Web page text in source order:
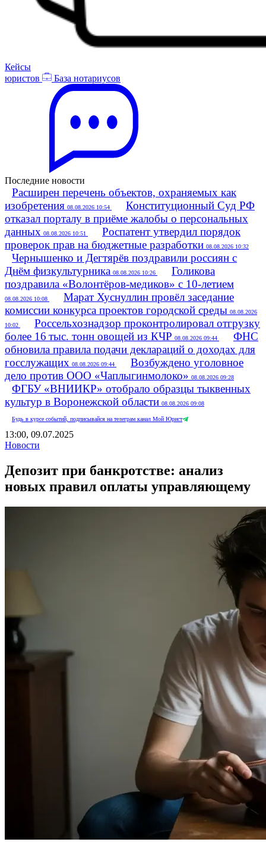
Кейсы
юристов
База нотариусов
Последние новости
Расширен перечень объектов, охраняемых как
изобретения 08.08.2026 10:54
Конституционный Суд РФ
отказал порталу в приёме жалобы о персональных
данных 08.08.2026 10:51
Роспатент утвердил порядок
проверок прав на бюджетные разработки 08.08.2026 10:32
Чернышенко и Дегтярёв поздравили россиян с
Днём физкультурника 08.08.2026 10:26
Голикова
поздравила «Волонтёров‑медиков» с 10‑летием
08.08.2026 10:08
Марат Хуснуллин провёл заседание
комиссии конкурса проектов городской среды 08.08.2026
10:02
Россельхознадзор проконтролировал отгрузку
более 16 тыс. тонн овощей из КЧР 08.08.2026 09:44
ФНС
обновила правила подачи деклараций о доходах для
госслужащих 08.08.2026 09:44
Возбуждено уголовное
дело против ООО «Чаплыгинмолоко» 08.08.2026 09:28
ФГБУ «ВНИИКР» отобрало образцы тыквенных
культур в Воронежской области 08.08.2026 09:08
Будь в курсе событий, подписывайся на телеграм канал Мой Юрист
13:00, 09.07.2025
Новости
Депозит при банкротстве: анализ
новых правил оплаты управляющему